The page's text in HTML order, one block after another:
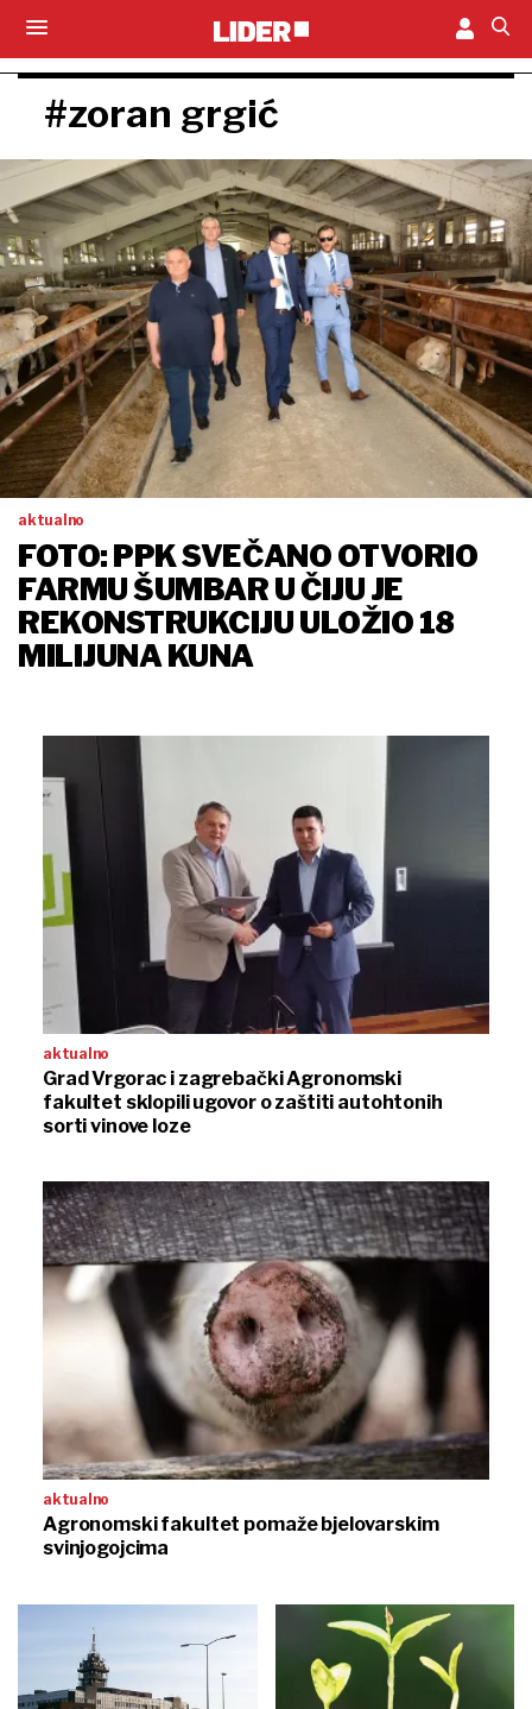
#zoran grgić
aktualno
FOTO: PPK SVEČANO OTVORIO
FARMU ŠUMBAR U ČIJU JE
REKONSTRUKCIJU ULOŽIO 18
MILIJUNA KUNA
aktualno
Grad Vrgorac i zagrebački Agronomski
fakultet sklopili ugovor o zaštiti autohtonih
sorti vinove loze
aktualno
Agronomski fakultet pomaže bjelovarskim
svinjogojcima